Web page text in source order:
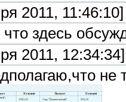
2011, 11:46:10]
здесь
2011, 12:34:34]
не